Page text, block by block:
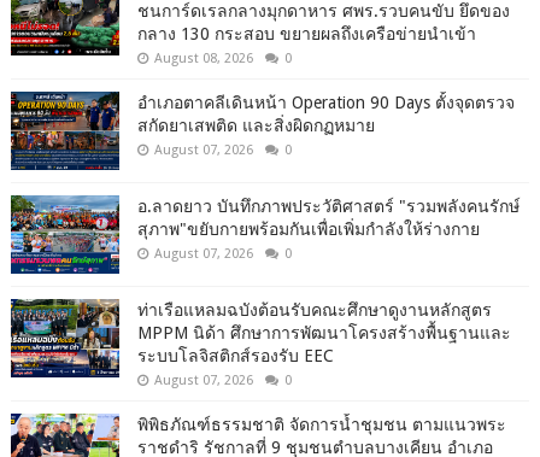
ชนการ์ดเรลกลางมุกดาหาร ศพร.รวบคนขับ ยึดของ
กลาง 130 กระสอบ ขยายผลถึงเครือข่ายนำเข้า
August 08, 2026 0
อำเภอตาคลีเดินหน้า Operation 90 Days ตั้งจุดตรวจ
สกัดยาเสพติด และสิ่งผิดกฏหมาย
August 07, 2026 0
อ.ลาดยาว บันทึกภาพประวัติศาสตร์ "รวมพลังคนรักษ์
สุภาพ"ขยับกายพร้อมกันเพื่อเพิ่มกำลังให้ร่างกาย
August 07, 2026 0
ท่าเรือแหลมฉบังต้อนรับคณะศึกษาดูงานหลักสูตร
MPPM นิด้า ศึกษาการพัฒนาโครงสร้างพื้นฐานและ
ระบบโลจิสติกส์รองรับ EEC
August 07, 2026 0
พิพิธภัณฑ์ธรรมชาติ จัดการน้ำชุมชน ตามแนวพระ
ราชดำริ รัชกาลที่ 9 ชุมชนตำบลบางเคียน อำเภอ